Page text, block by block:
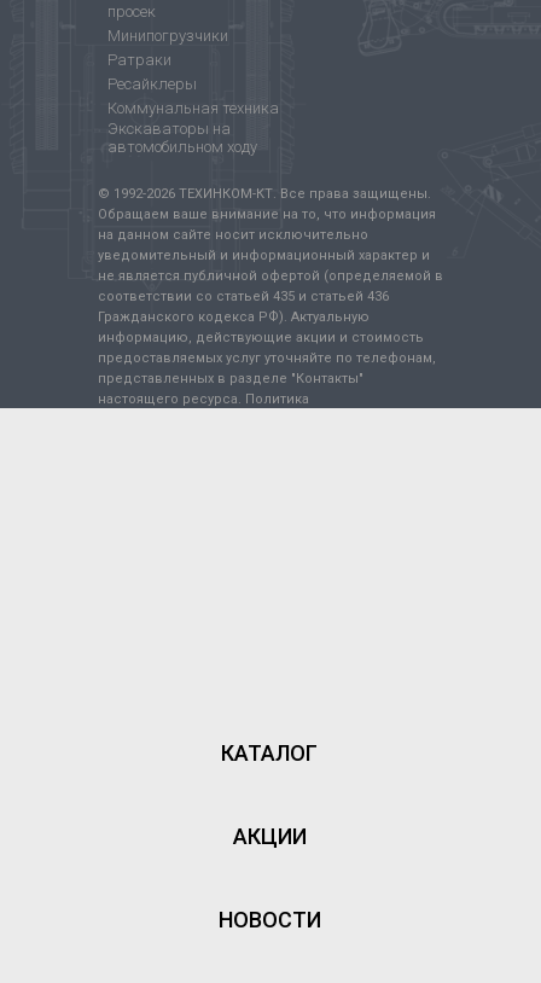
© 1992-2026 ТЕХИНКОМ-КТ. Все права защищены.
Обращаем ваше внимание на то, что информация
на данном сайте носит исключительно
уведомительный и информационный характер и
не является публичной офертой (определяемой в
соответствии со статьей 435 и статьей 436
Гражданского кодекса РФ). Актуальную
информацию, действующие акции и стоимость
предоставляемых услуг уточняйте по телефонам,
представленных в разделе "Контакты"
настоящего ресурса. Политика
просек
Минипогрузчики
Ратраки
Ресайклеры
Коммунальная техника
Экскаваторы на
автомобильном ходу
КАТАЛОГ
АКЦИИ
НОВОСТИ